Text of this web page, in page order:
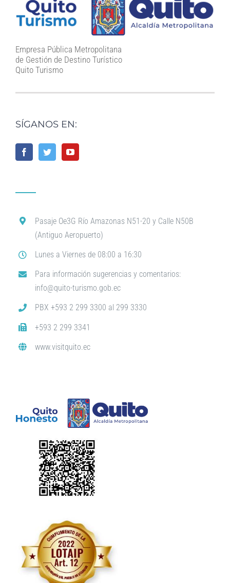
Empresa Pública Metropolitana
de Gestión de Destino Turístico
Quito Turismo
SÍGANOS EN:
Pasaje Oe3G Río Amazonas N51-20 y Calle N50B
(Antiguo Aeropuerto)
Lunes a Viernes de 08:00 a 16:30
Para información sugerencias y comentarios:
info@quito-turismo.gob.ec
PBX +593 2 299 3300 al 299 3330
+593 2 299 3341
www.visitquito.ec